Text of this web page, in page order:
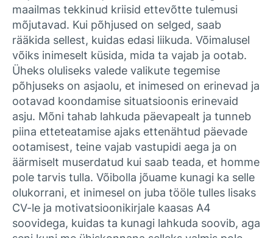
maailmas tekkinud kriisid ettevõtte tulemusi
mõjutavad. Kui põhjused on selged, saab
rääkida sellest, kuidas edasi liikuda. Võimalusel
võiks inimeselt küsida, mida ta vajab ja ootab.
Üheks oluliseks valede valikute tegemise
põhjuseks on asjaolu, et inimesed on erinevad ja
ootavad koondamise situatsioonis erinevaid
asju. Mõni tahab lahkuda päevapealt ja tunneb
piina etteteatamise ajaks ettenähtud päevade
ootamisest, teine vajab vastupidi aega ja on
äärmiselt muserdatud kui saab teada, et homme
pole tarvis tulla. Võibolla jõuame kunagi ka selle
olukorrani, et inimesel on juba tööle tulles lisaks
CV-le ja motivatsioonikirjale kaasas A4
soovidega, kuidas ta kunagi lahkuda soovib, aga